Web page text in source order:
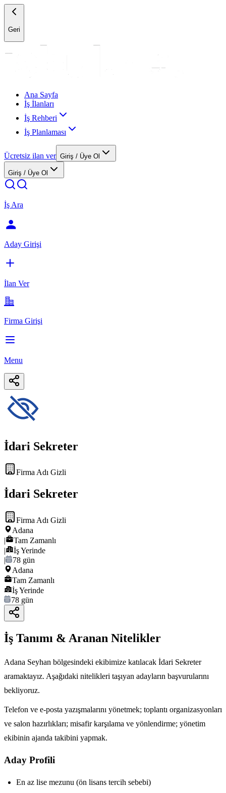
Geri
Ana Sayfa
İş İlanları
İş Rehberi
İş Planlaması
Ücretsiz ilan ver Giriş / Üye Ol
Giriş / Üye Ol
İş Ara
Aday Girişi
İlan Ver
Firma Girişi
Menu
İdari Sekreter
Firma Adı Gizli
İdari Sekreter
Firma Adı Gizli
Adana
|
Tam Zamanlı
|
İş Yerinde
|
78 gün
Adana
Tam Zamanlı
İş Yerinde
78 gün
İş Tanımı & Aranan Nitelikler
Adana Seyhan bölgesindeki ekibimize katılacak İdari Sekreter
aramaktayız. Aşağıdaki nitelikleri taşıyan adayların başvurularını
bekliyoruz.
Telefon ve e-posta yazışmalarını yönetmek; toplantı organizasyonları
ve salon hazırlıkları; misafir karşılama ve yönlendirme; yönetim
ekibinin ajanda takibini yapmak.
Aday Profili
En az lise mezunu (ön lisans tercih sebebi)